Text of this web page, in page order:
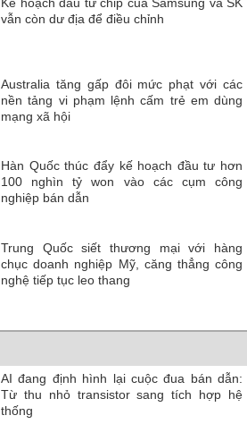
Kế hoạch đầu tư chip của Samsung và SK
vẫn còn dư địa để điều chỉnh
Australia tăng gấp đôi mức phạt với các
nền tảng vi phạm lệnh cấm trẻ em dùng
mạng xã hội
Hàn Quốc thúc đẩy kế hoạch đầu tư hơn
100 nghìn tỷ won vào các cụm công
nghiệp bán dẫn
Trung Quốc siết thương mại với hàng
chục doanh nghiệp Mỹ, căng thẳng công
nghệ tiếp tục leo thang
AI đang định hình lại cuộc đua bán dẫn:
Từ thu nhỏ transistor sang tích hợp hệ
thống